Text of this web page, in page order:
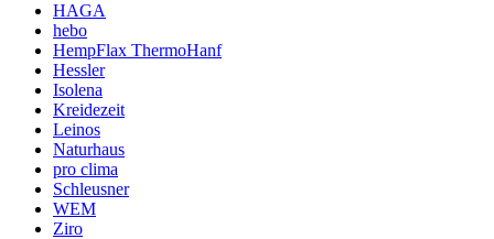
HAGA
hebo
HempFlax ThermoHanf
Hessler
Isolena
Kreidezeit
Leinos
Naturhaus
pro clima
Schleusner
WEM
Ziro